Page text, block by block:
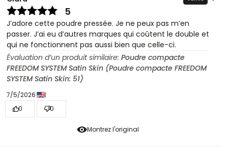
Montrez l'original
5
J’adore cette poudre pressée. Je ne peux pas m’en
passer. J’ai eu d’autres marques qui coûtent le double et
qui ne fonctionnent pas aussi bien que celle-ci.
Évaluation d’un produit similaire: Poudre compacte
FREEDOM SYSTEM Satin Skin (Poudre compacte FREEDOM
SYSTEM Satin Skin: 51)
7/5/2026
0
0